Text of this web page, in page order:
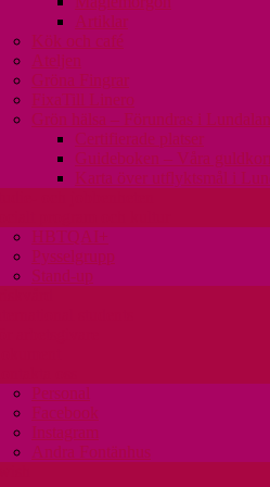
Artiklar
Kök och café
Ateljen
Gröna Fingrar
FixaTill Linero
Grön hälsa – Förundras i
Certifierade platser
Guideboken – Våra
Karta över utflyktsmål i
HBTQAI+
Pysselgrupp
Stand-up
Personal
Facebook
Instagram
Andra Fontänhus